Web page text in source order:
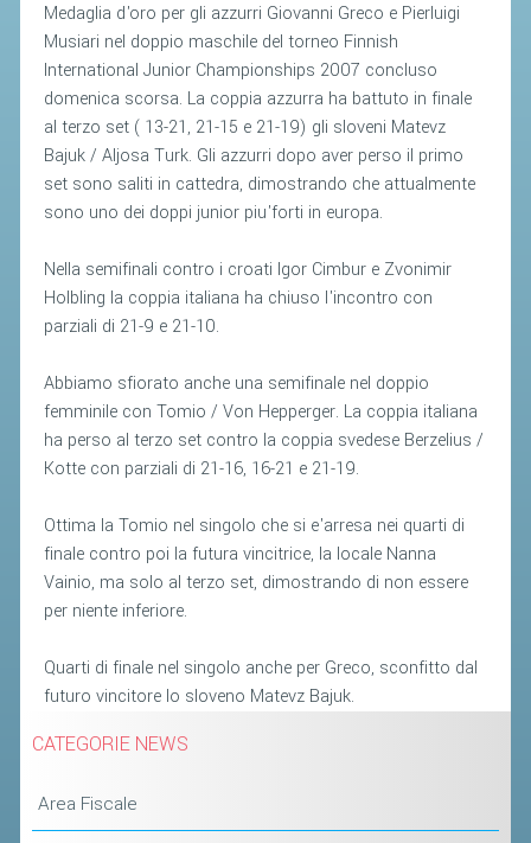
Medaglia d'oro per gli azzurri Giovanni Greco e Pierluigi
Musiari nel doppio maschile del torneo Finnish
International Junior Championships 2007 concluso
domenica scorsa. La coppia azzurra ha battuto in finale
al terzo set ( 13-21, 21-15 e 21-19) gli sloveni Matevz
Bajuk / Aljosa Turk. Gli azzurri dopo aver perso il primo
set sono saliti in cattedra, dimostrando che attualmente
sono uno dei doppi junior piu'forti in europa.
Nella semifinali contro i croati Igor Cimbur e Zvonimir
Holbling la coppia italiana ha chiuso l'incontro con
parziali di 21-9 e 21-10.
Abbiamo sfiorato anche una semifinale nel doppio
femminile con Tomio / Von Hepperger. La coppia italiana
ha perso al terzo set contro la coppia svedese Berzelius /
Kotte con parziali di 21-16, 16-21 e 21-19.
Ottima la Tomio nel singolo che si e'arresa nei quarti di
finale contro poi la futura vincitrice, la locale Nanna
Vainio, ma solo al terzo set, dimostrando di non essere
per niente inferiore.
Quarti di finale nel singolo anche per Greco, sconfitto dal
futuro vincitore lo sloveno Matevz Bajuk.
CATEGORIE NEWS
Area Fiscale
ORGANI DI GIUSTIZIA FEDERALE
MAGLIA AZZURRA
STAFF TECNICO
CTF – PALABADMINTON
ATLETI D'INTERESSE NAZIONALE
SCHEDE ATLETI
VOLA CON NOI
COMMISSIONE ATLETI
TESSERAMENTO
AFFILIAZIONE E TESSERAMENTO
QUOTE E TASSE
CONVENZIONI
LINE
ASSICURAZIONE